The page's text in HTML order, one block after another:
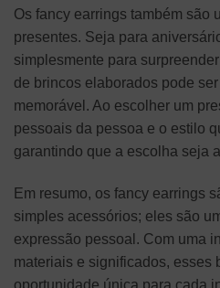
Os fancy earrings também são
presentes. Seja para
simplesmente para
de brincos elaborados pode
memorável. Ao escolher um
pessoais da pessoa e o estilo
garantindo que a escolha seja
Em resumo, os fancy earrings
simples acessórios; eles são
expressão pessoal. Com uma
materiais e significados, esses
oportunidade única para cada